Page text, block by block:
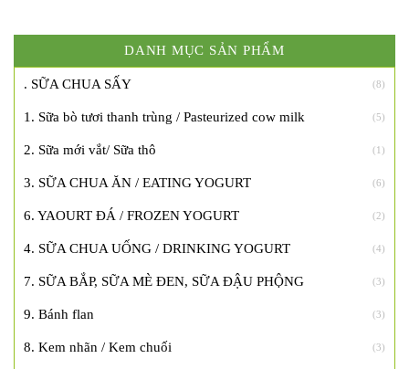
DANH MỤC SẢN PHẨM
. SỮA CHUA SẤY (8)
1. Sữa bò tươi thanh trùng / Pasteurized cow milk (5)
2. Sữa mới vắt/ Sữa thô (1)
3. SỮA CHUA ĂN / EATING YOGURT (6)
6. YAOURT ĐÁ / FROZEN YOGURT (2)
4. SỮA CHUA UỐNG / DRINKING YOGURT (4)
7. SỮA BẮP, SỮA MÈ ĐEN, SỮA ĐẬU PHỘNG (3)
9. Bánh flan (3)
8. Kem nhãn / Kem chuối (3)